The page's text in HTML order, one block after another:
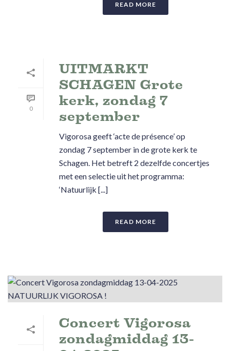
READ MORE
0
UITMARKT
SCHAGEN Grote
kerk, zondag 7
september
Vigorosa geeft ‘acte de présence’ op
zondag 7 september in de grote kerk te
Schagen. Het betreft 2 dezelfde concertjes
met een selectie uit het programma:
‘Natuurlijk [...]
READ MORE
Concert Vigorosa
zondagmiddag 13-